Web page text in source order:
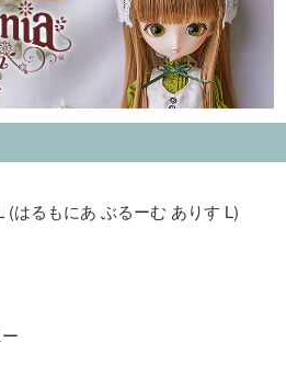
(はるもにあ ぶるーむ ありす L)